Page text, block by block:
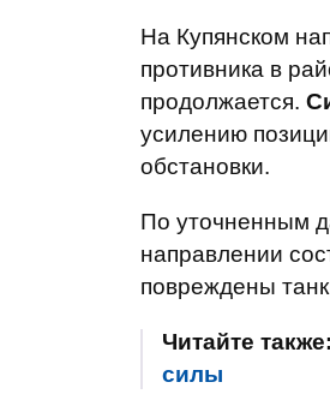
На Купянском
противника в
продолжается.
усилению
обстановки.
По уточненным
направлении
повреждены
Читайте также:
силы